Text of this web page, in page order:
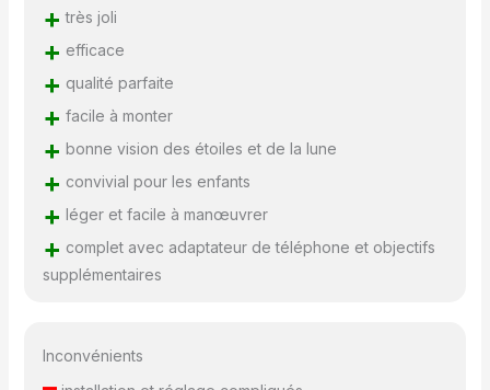
+ très joli
+ efficace
+ qualité parfaite
+ facile à monter
+ bonne vision des étoiles et de la lune
+ convivial pour les enfants
+ léger et facile à manœuvrer
+ complet avec adaptateur de téléphone et objectifs
supplémentaires
Inconvénients